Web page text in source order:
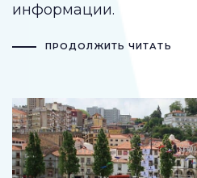
информации.
ПРОДОЛЖИТЬ ЧИТАТЬ